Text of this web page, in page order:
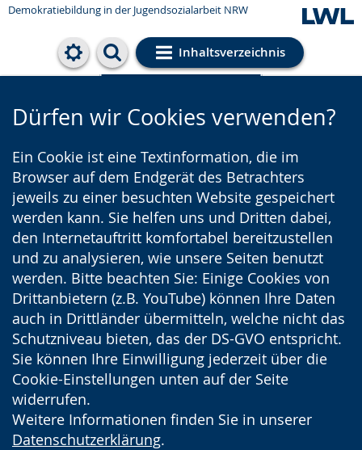
Demokratiebildung in der Jugendsozialarbeit NRW
Inhaltsverzeichnis
Cookie-Einstellungen
Dürfen wir Cookies verwenden?
Ein Cookie ist eine Textinformation, die im
Browser auf dem Endgerät des Betrachters
jeweils zu einer besuchten Website gespeichert
werden kann. Sie helfen uns und Dritten dabei,
den Internetauftritt komfortabel bereitzustellen
und zu analysieren, wie unsere Seiten benutzt
werden. Bitte beachten Sie: Einige Cookies von
Drittanbietern (z.B. YouTube) können Ihre Daten
auch in Drittländer übermitteln, welche nicht das
Schutzniveau bieten, das der DS-GVO entspricht.
Sie können Ihre Einwilligung jederzeit über die
Cookie-Einstellungen unten auf der Seite
widerrufen.
Weitere Informationen finden Sie in unserer
Datenschutzerklärung.